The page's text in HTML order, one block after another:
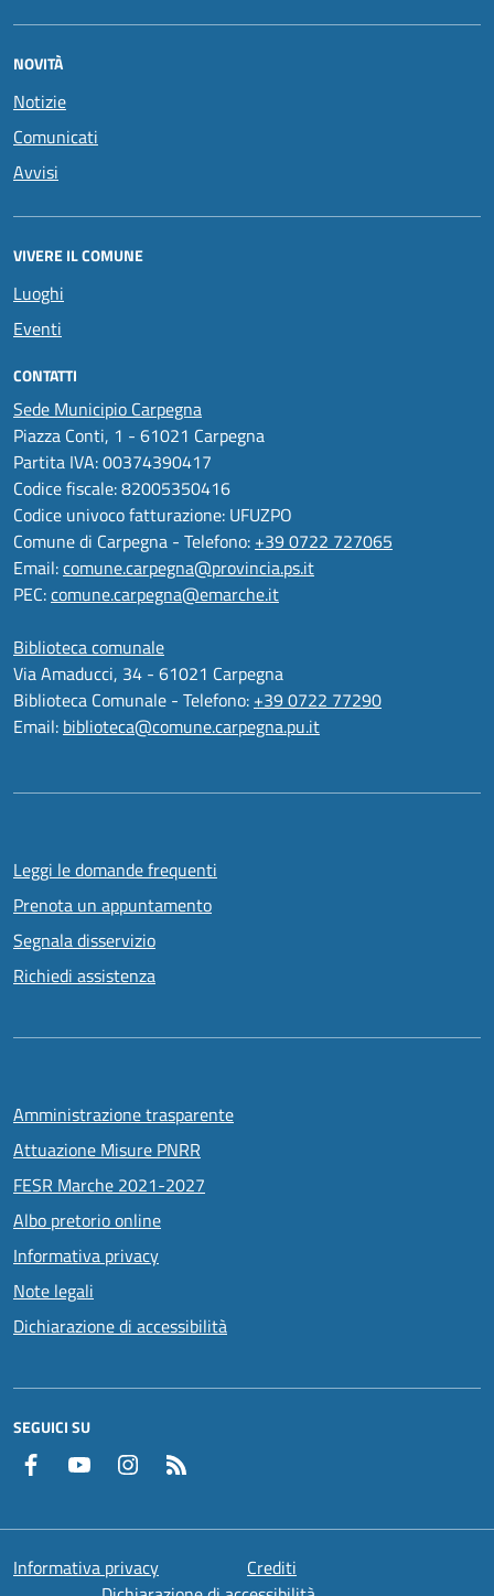
NOVITÀ
Notizie
Comunicati
Avvisi
VIVERE IL COMUNE
Luoghi
Eventi
CONTATTI
Sede Municipio Carpegna
Piazza Conti, 1 - 61021 Carpegna
Partita IVA: 00374390417
Codice fiscale: 82005350416
Codice univoco fatturazione: UFUZPO
Comune di Carpegna - Telefono: +39 0722 727065
Email:comune.carpegna@provincia.ps.it
PEC:comune.carpegna@emarche.it
Biblioteca comunale
Via Amaducci, 34 - 61021 Carpegna
Biblioteca Comunale - Telefono: +39 0722 77290
Email: biblioteca@comune.carpegna.pu.it
Leggi le domande frequenti
Prenota un appuntamento
Segnala disservizio
Richiedi assistenza
Amministrazione trasparente
Attuazione Misure PNRR
FESR Marche 2021-2027
Albo pretorio online
Informativa privacy
Note legali
Dichiarazione di accessibilità
SEGUICI SU
Facebook YouTube Instagram
Informativa privacy
Crediti